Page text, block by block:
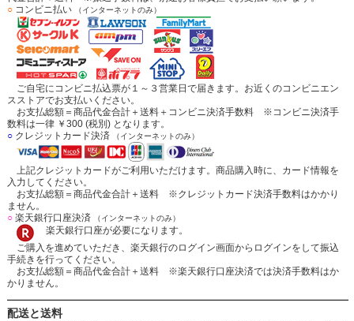
○コンビニ払い （インターネットのみ）
ご自宅にコンビニ払込票が１～３営業日で届きます。お近くのコンビニエン
スストアでお支払いください。
お支払総額＝商品代金合計＋送料＋コンビニ決済手数料 ※コンビニ決済手
数料は一律 ￥300 (税別) となります。
○クレジットカード決済 （インターネットのみ）
上記クレジットカードがご利用いただけます。商品購入時に、カード情報を
入力してください。
お支払総額＝商品代金合計＋送料 ※クレジットカード決済手数料はかかり
ません。
○楽天銀行口座決済 （インターネットのみ）
楽天銀行口座が必要になります。
ご購入を進めていただき、楽天銀行のログイン画面からログインをして振込
手続きを行ってください。
お支払総額＝商品代金合計＋送料 ※楽天銀行口座決済では決済手数料はか
かりません。
配送と送料